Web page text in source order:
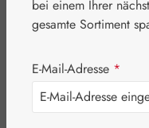
L-
GPH
bei einem Ihrer
gesamte Sortiment
E-Mail-Adresse *